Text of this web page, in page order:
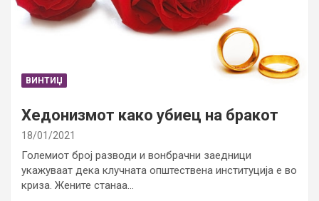
ВИНТИЏ
Хедонизмот како убиец на бракот
18/01/2021
Големиот број разводи и вонбрачни заедници
укажуваат дека клучната општествена институција е во
криза. Жените станаа…